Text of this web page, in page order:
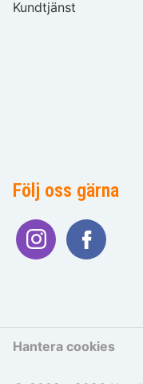
Kundtjänst
Följ oss gärna
Hantera cookies